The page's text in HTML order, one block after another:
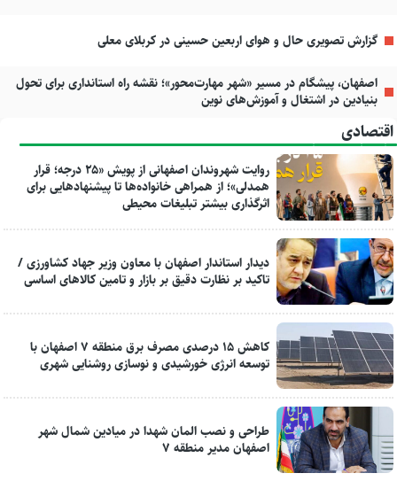
گزارش تصویری حال و هوای اربعین حسینی در کربلای معلی
اصفهان، پیشگام در مسیر «شهر مهارت‌محور»؛ نقشه راه استانداری برای تحول
بنیادین در اشتغال و آموزش‌های نوین
اقتصادی
روایت شهروندان اصفهانی از پویش «۲۵ درجه؛ قرار
همدلی»؛ از همراهی خانواده‌ها تا پیشنهادهایی برای
اثرگذاری بیشتر تبلیغات محیطی
دیدار استاندار اصفهان با معاون وزیر جهاد کشاورزی /
تاکید بر نظارت دقیق بر بازار و تامین کالاهای اساسی
کاهش ۱۵ درصدی مصرف برق منطقه ۷ اصفهان با
توسعه انرژی خورشیدی و نوسازی روشنایی شهری
طراحی و نصب المان شهدا در میادین شمال شهر
اصفهان مدیر منطقه ۷